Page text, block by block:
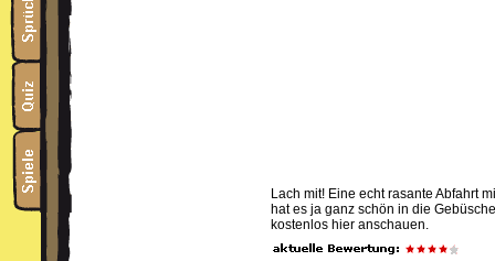
Lach mit! Eine echt rasante Abfahrt
hat es ja ganz schön in die
kostenlos hier anschauen.